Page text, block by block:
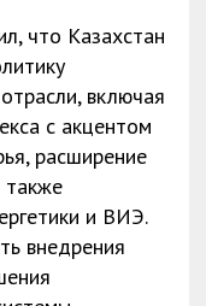
что Казахстан
включая
с акцентом
расширение
также
и ВИЭ.
внедрения